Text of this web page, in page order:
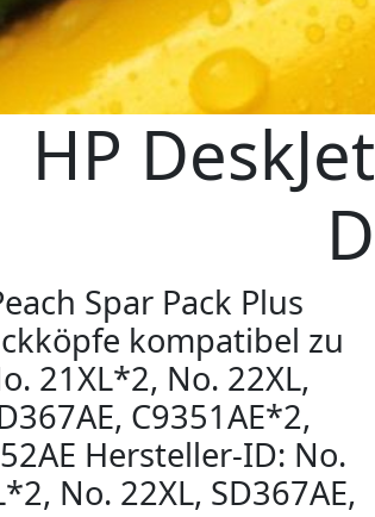
HP
Spar Pack Plus
kompatibel zu
21XL*2, No. 22XL,
C9351AE*2,
Hersteller-ID: No.
No. 22XL, SD367AE,